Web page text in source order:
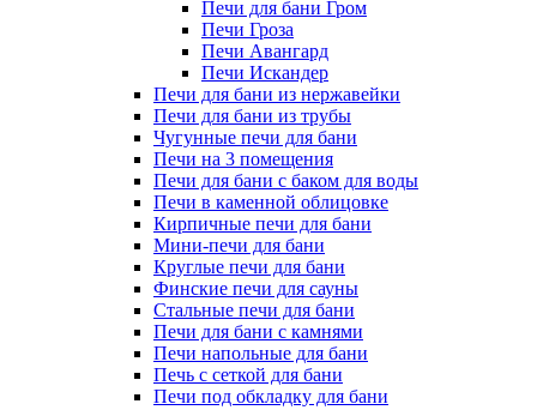
Печи для бани Гром
Печи Гроза
Печи Авангард
Печи Искандер
Печи для бани из нержавейки
Печи для бани из трубы
Чугунные печи для бани
Печи на 3 помещения
Печи для бани с баком для воды
Печи в каменной облицовке
Кирпичные печи для бани
Мини-печи для бани
Круглые печи для бани
Финские печи для сауны
Стальные печи для бани
Печи для бани с камнями
Печи напольные для бани
Печь с сеткой для бани
Печи под обкладку для бани